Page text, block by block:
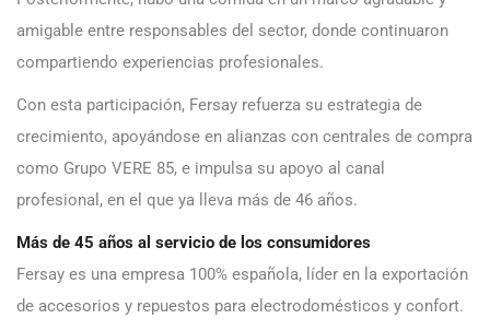
amigable entre responsables del sector, donde continuaron
compartiendo experiencias profesionales.
Con esta participación, Fersay refuerza su estrategia de
crecimiento, apoyándose en alianzas con centrales de compra
como Grupo VERE 85, e impulsa su apoyo al canal
profesional, en el que ya lleva más de 46 años.
Más de 45 años al servicio de los consumidores
Fersay es una empresa 100% española, líder en la exportación
de accesorios y repuestos para electrodomésticos y confort.